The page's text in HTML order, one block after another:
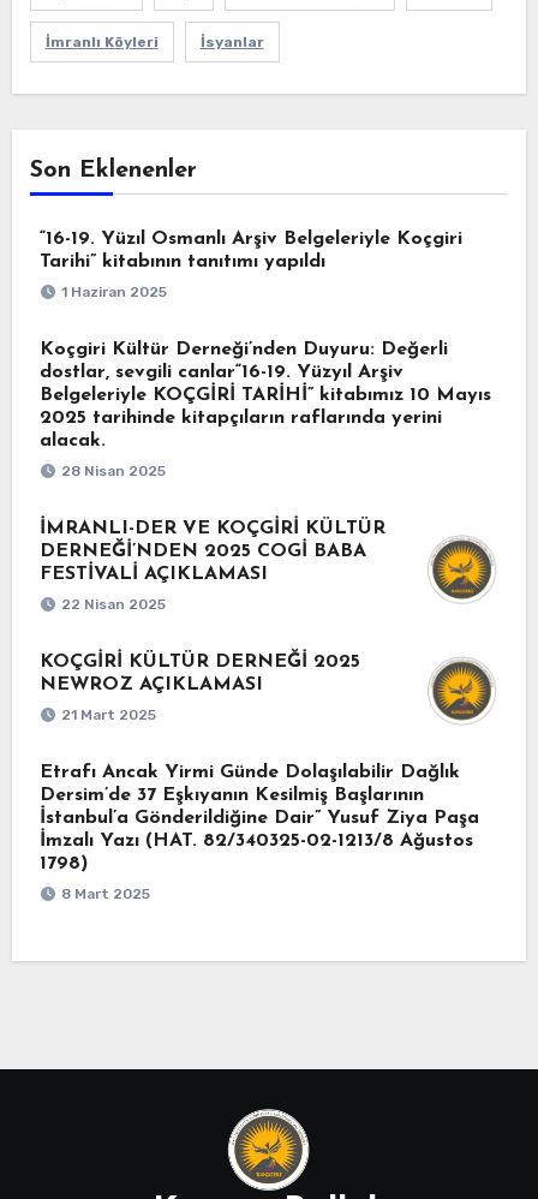
İmranlı Köyleri İsyanlar
Son Eklenenler
“16-19. Yüzıl Osmanlı Arşiv Belgeleriyle Koçgiri
Tarihi” kitabının tanıtımı yapıldı
1 Haziran 2025
Koçgiri Kültür Derneği’nden Duyuru: Değerli
dostlar, sevgili canlar“16-19. Yüzyıl Arşiv
Belgeleriyle KOÇGİRİ TARİHİ” kitabımız 10 Mayıs
2025 tarihinde kitapçıların raflarında yerini
alacak.
28 Nisan 2025
İMRANLI-DER VE KOÇGİRİ KÜLTÜR
DERNEĞİ’NDEN 2025 COGİ BABA
FESTİVALİ AÇIKLAMASI
22 Nisan 2025
KOÇGİRİ KÜLTÜR DERNEĞİ 2025
NEWROZ AÇIKLAMASI
21 Mart 2025
Etrafı Ancak Yirmi Günde Dolaşılabilir Dağlık
Dersim’de 37 Eşkıyanın Kesilmiş Başlarının
İstanbul’a Gönderildiğine Dair” Yusuf Ziya Paşa
İmzalı Yazı (HAT. 82/340325-02-1213/8 Ağustos
1798)
8 Mart 2025